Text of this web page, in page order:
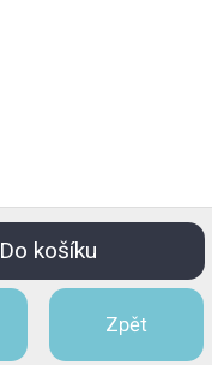
Do košíku
Zpět